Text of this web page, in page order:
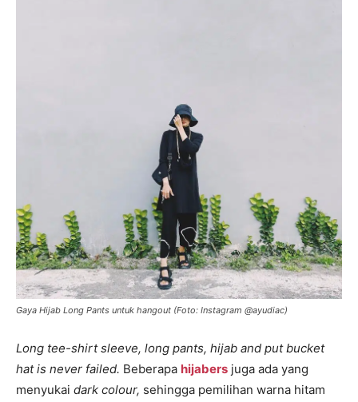
Gaya Hijab Long Pants untuk hangout (Foto: Instagram @ayudiac)
Long tee-shirt sleeve, long pants, hijab and put bucket
hat is never failed. Beberapa hijabers juga ada yang
menyukai dark colour, sehingga pemilihan warna hitam